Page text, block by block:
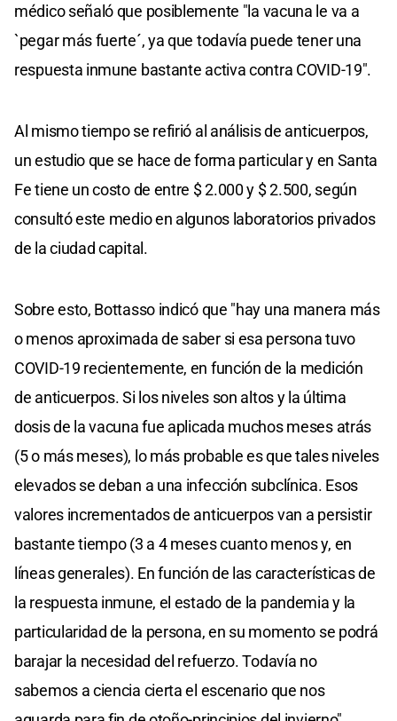
médico señaló que posiblemente "la vacuna le va a
`pegar más fuerte´, ya que todavía puede tener una
respuesta inmune bastante activa contra COVID-19".
Al mismo tiempo se refirió al análisis de anticuerpos,
un estudio que se hace de forma particular y en Santa
Fe tiene un costo de entre $ 2.000 y $ 2.500, según
consultó este medio en algunos laboratorios privados
de la ciudad capital.
Sobre esto, Bottasso indicó que "hay una manera más
o menos aproximada de saber si esa persona tuvo
COVID-19 recientemente, en función de la medición
de anticuerpos. Si los niveles son altos y la última
dosis de la vacuna fue aplicada muchos meses atrás
(5 o más meses), lo más probable es que tales niveles
elevados se deban a una infección subclínica. Esos
valores incrementados de anticuerpos van a persistir
bastante tiempo (3 a 4 meses cuanto menos y, en
líneas generales). En función de las características de
la respuesta inmune, el estado de la pandemia y la
particularidad de la persona, en su momento se podrá
barajar la necesidad del refuerzo. Todavía no
sabemos a ciencia cierta el escenario que nos